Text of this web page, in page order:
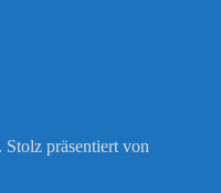
. Stolz präsentiert von